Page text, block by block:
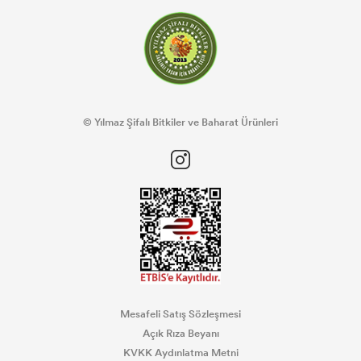
© Yılmaz Şifalı Bitkiler ve Baharat Ürünleri
Mesafeli Satış Sözleşmesi
Açık Rıza Beyanı
KVKK Aydınlatma Metni